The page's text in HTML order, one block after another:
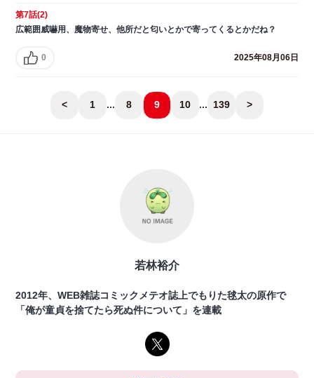
第7話(2)
広範囲威嚇用、魔物寄せ、他所だと匂いとかで寄ってくるとかだね？
0 2025年08月06日
< 1 ... 8 9 10 ... 139 >
若林裕介
2012年、WEB雑誌コミックメテオ誌上でもりた毬太の原作で
「俺が童貞を捨てたら死ぬ件について」を連載